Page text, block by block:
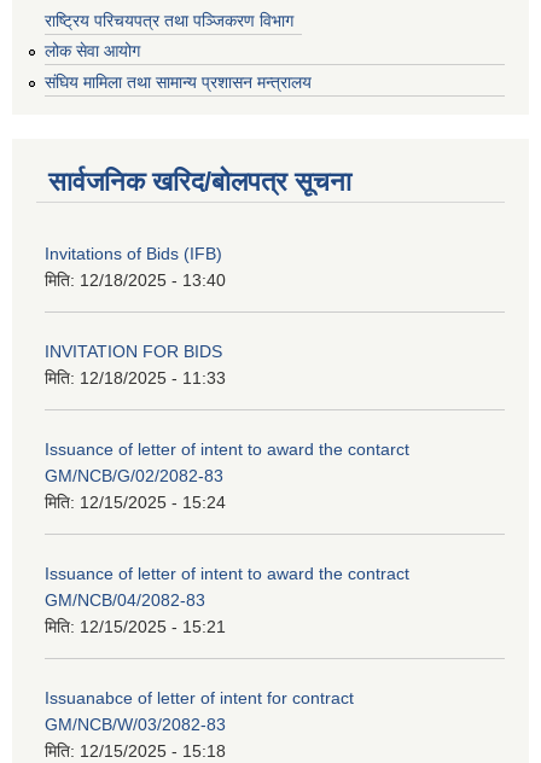
राष्ट्रिय परिचयपत्र तथा पञ्जिकरण विभाग
लोक सेवा आयोग
संघिय मामिला तथा सामान्य प्रशासन मन्त्रालय
सार्वजनिक खरिद/बोलपत्र सूचना
Invitations of Bids (IFB)
मिति: 12/18/2025 - 13:40
INVITATION FOR BIDS
मिति: 12/18/2025 - 11:33
Issuance of letter of intent to award the contarct
GM/NCB/G/02/2082-83
मिति: 12/15/2025 - 15:24
Issuance of letter of intent to award the contract
GM/NCB/04/2082-83
मिति: 12/15/2025 - 15:21
Issuanabce of letter of intent for contract
GM/NCB/W/03/2082-83
मिति: 12/15/2025 - 15:18